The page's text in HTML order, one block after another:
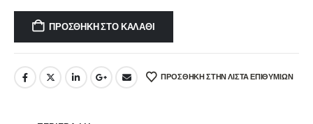
ΠΡΟΣΘΉΚΗ ΣΤΟ ΚΑΛΆΘΙ
ΠΡΌΣΘΉΚΗ ΣΤΗΝ ΛΊΣΤΑ ΕΠΙΘΥΜΙΏΝ